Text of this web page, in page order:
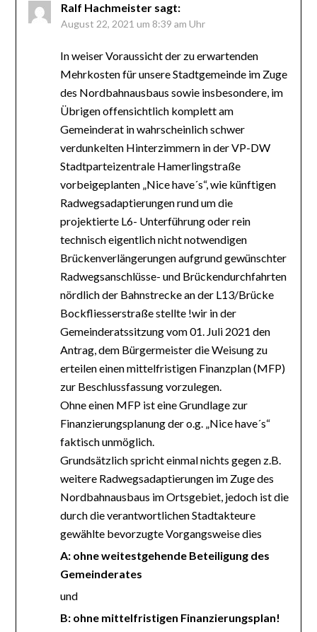
Ralf Hachmeister sagt:
August 22, 2021 um 8:39 am Uhr
In weiser Voraussicht der zu erwartenden
Mehrkosten für unsere Stadtgemeinde im Zuge
des Nordbahnausbaus sowie insbesondere, im
Übrigen offensichtlich komplett am
Gemeinderat in wahrscheinlich schwer
verdunkelten Hinterzimmern in der VP-DW
Stadtparteizentrale Hamerlingstraße
vorbeigeplanten „Nice have´s“, wie künftigen
Radwegsadaptierungen rund um die
projektierte L6- Unterführung oder rein
technisch eigentlich nicht notwendigen
Brückenverlängerungen aufgrund gewünschter
Radwegsanschlüsse- und Brückendurchfahrten
nördlich der Bahnstrecke an der L13/Brücke
Bockfliesserstraße stellte !wir in der
Gemeinderatssitzung vom 01. Juli 2021 den
Antrag, dem Bürgermeister die Weisung zu
erteilen einen mittelfristigen Finanzplan (MFP)
zur Beschlussfassung vorzulegen.
Ohne einen MFP ist eine Grundlage zur
Finanzierungsplanung der o.g. „Nice have´s“
faktisch unmöglich.
Grundsätzlich spricht einmal nichts gegen z.B.
weitere Radwegsadaptierungen im Zuge des
Nordbahnausbaus im Ortsgebiet, jedoch ist die
durch die verantwortlichen Stadtakteure
gewählte bevorzugte Vorgangsweise dies
A: ohne weitestgehende Beteiligung des
Gemeinderates
und
B: ohne mittelfristigen Finanzierungsplan!